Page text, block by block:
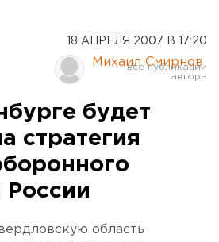
18 АПРЕЛЯ 2007 В 17:20
Михаил Смирнов
будет
стратегия
России
область